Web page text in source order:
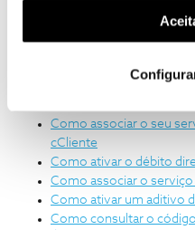
(cookies de publicidade
utilização dos cookies
Como associar o seu
cCliente
Como ativar o débito
Como associar o
Como ativar um aditivo
Como consultar o